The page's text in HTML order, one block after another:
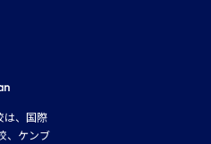
は、国際
、ケンブ